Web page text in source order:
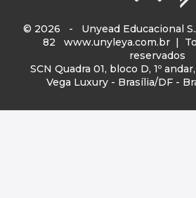
© 2026 - Unyead Educacional
82 www.unyleya.com.br |
reservados
SCN Quadra 01, bloco D, 1º
Vega Luxury - Brasília/DF -